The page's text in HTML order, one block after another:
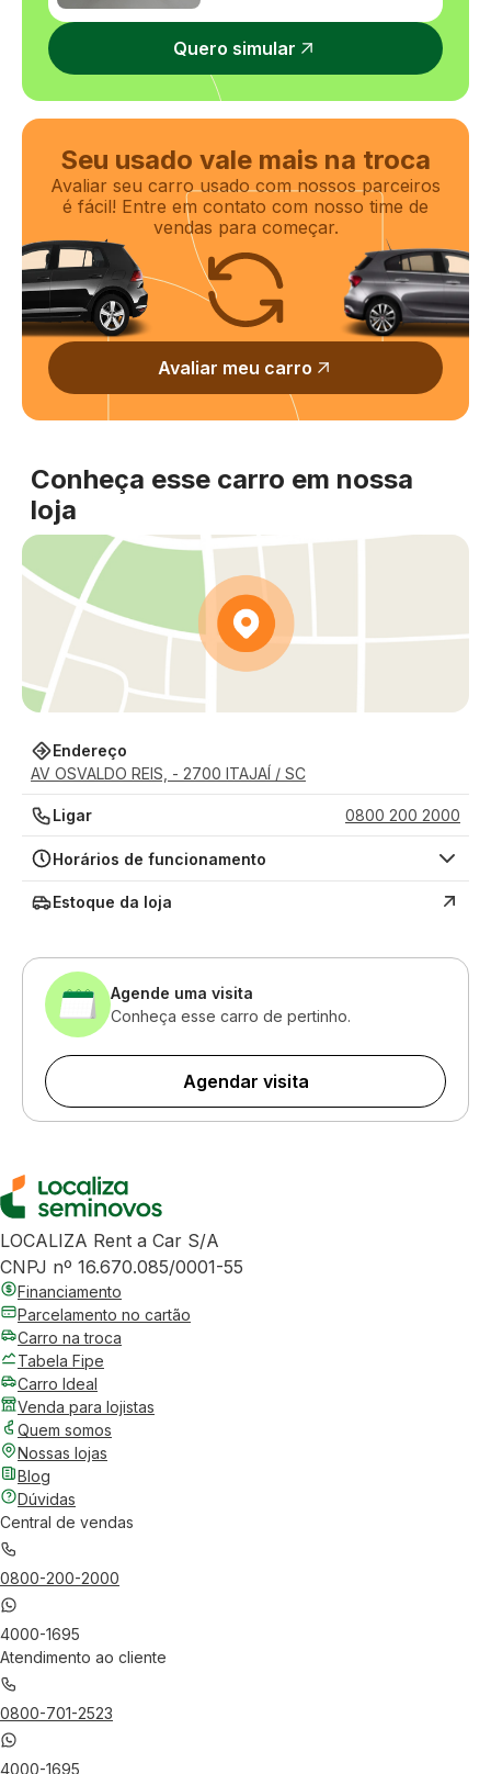
Quero simular
Seu usado vale mais na troca
Avaliar seu carro usado com nossos parceiros
é fácil! Entre em contato com nosso time de
vendas para começar.
Avaliar meu carro
Conheça esse carro em nossa
loja
Endereço
AV OSVALDO REIS, - 2700 ITAJAÍ / SC
Ligar 0800 200 2000
Horários de funcionamento
Estoque da loja
Agende uma visita
Conheça esse carro de pertinho.
Agendar visita
LOCALIZA Rent a Car S/A
CNPJ nº 16.670.085/0001-55
Financiamento
Parcelamento no cartão
Carro na troca
Tabela Fipe
Carro Ideal
Venda para lojistas
Quem somos
Nossas lojas
Blog
Dúvidas
Central de vendas
0800-200-2000
4000-1695
Atendimento ao cliente
0800-701-2523
4000-1695